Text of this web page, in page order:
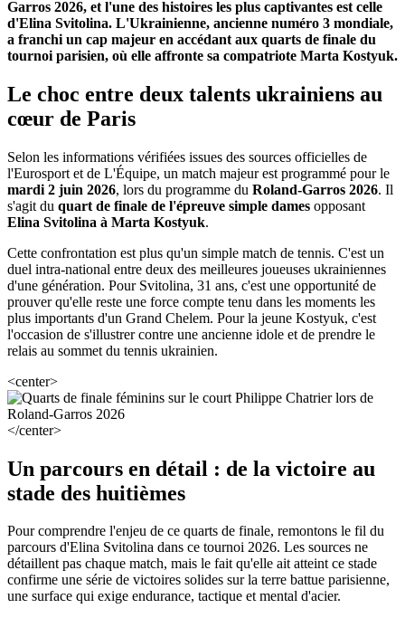
Garros 2026, et l'une des histoires les plus captivantes est celle
d'Elina Svitolina. L'Ukrainienne, ancienne numéro 3 mondiale,
a franchi un cap majeur en accédant aux quarts de finale du
tournoi parisien, où elle affronte sa compatriote Marta Kostyuk.
Le choc entre deux talents ukrainiens au
cœur de Paris
Selon les informations vérifiées issues des sources officielles de
l'Eurosport et de L'Équipe, un match majeur est programmé pour le
mardi 2 juin 2026, lors du programme du Roland-Garros 2026. Il
s'agit du quart de finale de l'épreuve simple dames opposant
Elina Svitolina à Marta Kostyuk.
Cette confrontation est plus qu'un simple match de tennis. C'est un
duel intra-national entre deux des meilleures joueuses ukrainiennes
d'une génération. Pour Svitolina, 31 ans, c'est une opportunité de
prouver qu'elle reste une force compte tenu dans les moments les
plus importants d'un Grand Chelem. Pour la jeune Kostyuk, c'est
l'occasion de s'illustrer contre une ancienne idole et de prendre le
relais au sommet du tennis ukrainien.
<center>
</center>
Un parcours en détail : de la victoire au
stade des huitièmes
Pour comprendre l'enjeu de ce quarts de finale, remontons le fil du
parcours d'Elina Svitolina dans ce tournoi 2026. Les sources ne
détaillent pas chaque match, mais le fait qu'elle ait atteint ce stade
confirme une série de victoires solides sur la terre battue parisienne,
une surface qui exige endurance, tactique et mental d'acier.